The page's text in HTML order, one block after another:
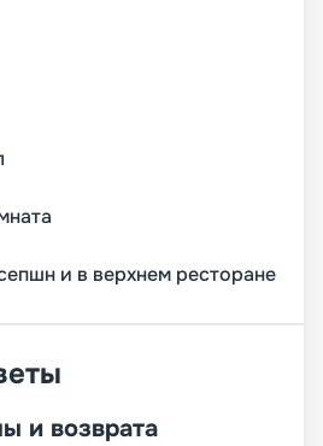
и в верхнем ресторане
и возврата